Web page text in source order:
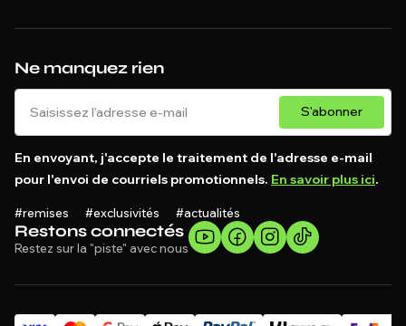
Restons connectés
Restez sur la "piste" avec nous
Ne manquez rien
S'abonner
En envoyant, j'accepte le traitement de l'adresse e-mail
pour l'envoi de courriels promotionnels. En savoir plus ici.
#remises #exclusivités #actualités